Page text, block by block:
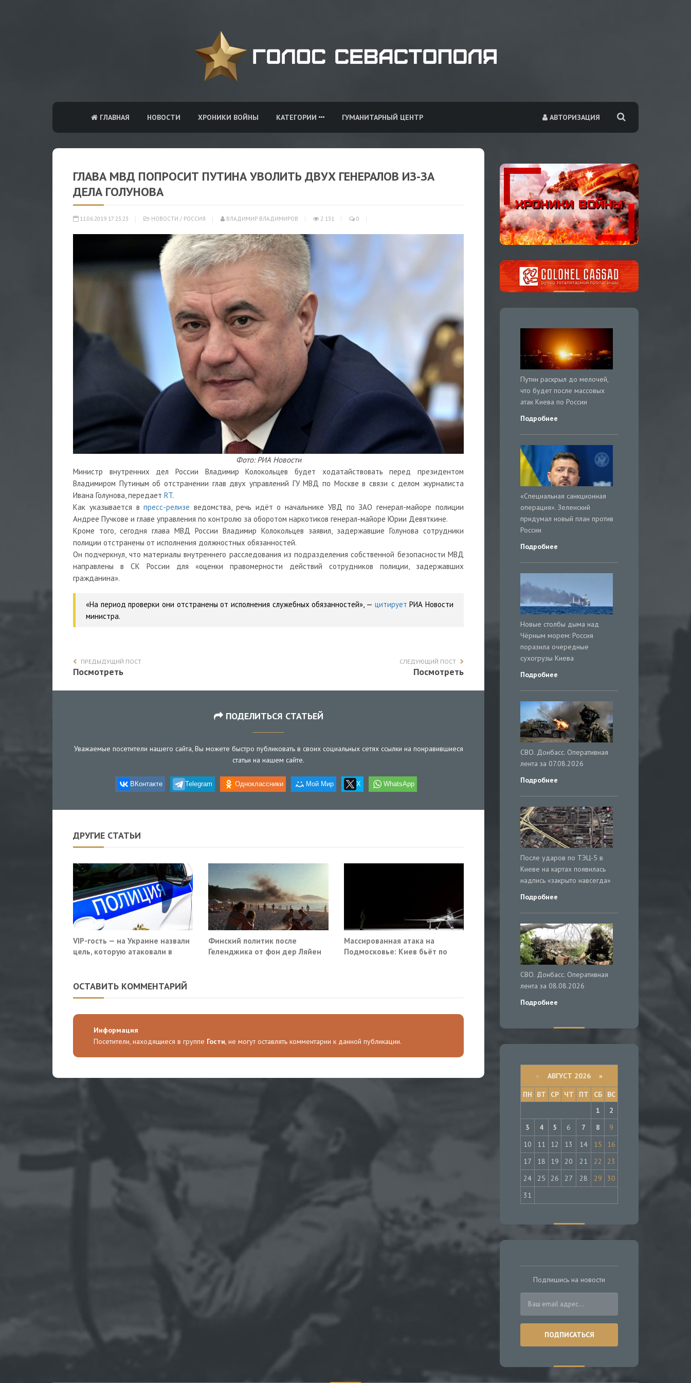
АВТОРИЗАЦИЯ
ГЛАВНАЯ НОВОСТИ ХРОНИКИ ВОЙНЫ КАТЕГОРИИ ГУМАНИТАРНЫЙ ЦЕНТР
ГЛАВА МВД ПОПРОСИТ ПУТИНА УВОЛИТЬ ДВУХ ГЕНЕРАЛОВ ИЗ-ЗА
ДЕЛА ГОЛУНОВА
11.06.2019 17:23:23 НОВОСТИ / РОССИЯ ВЛАДИМИР ВЛАДИМИРОВ 2 131 0
Фото: РИА Новости
Министр внутренних дел России Владимир Колокольцев будет ходатайствовать перед президентом
Владимиром Путиным об отстранении глав двух управлений ГУ МВД по Москве в связи с делом журналиста
Ивана Голунова, передает RT.
Как указывается впресс-релизе ведомства, речь идёт о начальнике УВД по ЗАО генерал-майоре полиции
Андрее Пучкове и главе управления по контролю за оборотом наркотиков генерал-майоре Юрии Девяткине.
Кроме того, сегодня глава МВД России Владимир Колокольцев заявил, задержавшие Голунова сотрудники
полиции отстранены от исполнения должностных обязанностей.
Он подчеркнул, что материалы внутреннего расследования из подразделения собственной безопасности МВД
направлены в СК России для «оценки правомерности действий сотрудников полиции, задержавших
гражданина».
«На период проверки они отстранены от исполнения служебных обязанностей», — цитирует РИА Новости
министра.
ПРЕДЫДУЩИЙ ПОСТ
Посмотреть
СЛЕДУЮЩИЙ ПОСТ
Посмотреть
ПОДЕЛИТЬСЯ СТАТЬЕЙ
Уважаемые посетители нашего сайта, Вы можете быстро публиковать в своих социальных сетях ссылки на понравившиеся
статьи на нашем сайте.
ВКонтакте Telegram Одноклассники Мой Мир X WhatsApp
ДРУГИЕ СТАТЬИ
VIP-гость — на Украине назвали
цель, которую атаковали в
Финский политик после
Геленджика от фон дер Ляйен
Массированная атака на
Подмосковье: Киев бьёт по
ОСТАВИТЬ КОММЕНТАРИЙ
Информация
Посетители, находящиеся в группе Гости, не могут оставлять комментарии к данной публикации.
Путин раскрыл до мелочей,
что будет после массовых
атак Киева по России
Подробнее
«Специальная санкционная
операция». Зеленский
придумал новый план против
России
Подробнее
Новые столбы дыма над
Чёрным морем: Россия
поразила очередные
сухогрузы Киева
Подробнее
СВО. Донбасс. Оперативная
лента за 07.08.2026
Подробнее
После ударов по ТЭЦ-5 в
Киеве на картах появилась
надпись «закрыто навсегда»
Подробнее
СВО. Донбасс. Оперативная
лента за 08.08.2026
Подробнее
« АВГУСТ 2026 »
ПН
ВТ СР ЧТ ПТ СБ
ВС
1
2
3
4 5 6 7 8
9
10
11 12 13 14 15
16
17
18 19 20 21 22
23
24
25 26 27 28 29
30
31
Подпишись на новости